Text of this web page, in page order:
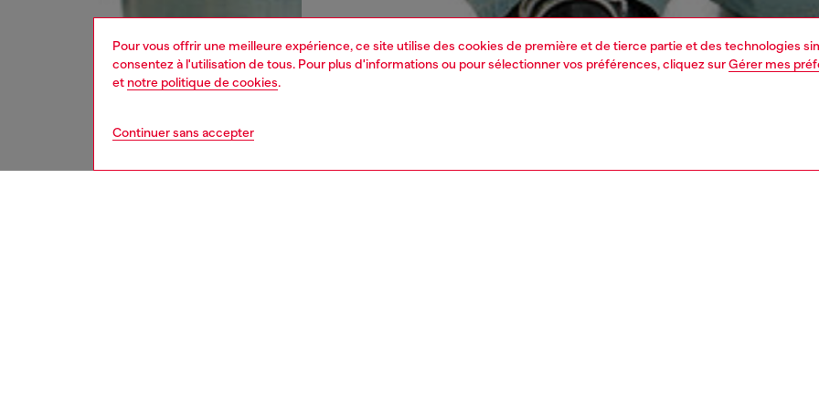
Pour vous offrir une meilleure expérience, ce site utilise des cookies de première et de tierce partie et des technologies
consentez à l'utilisation de tous. Pour plus d'informations ou pour sélectionner vos préférences, cliquez surGérer mes
et notre politique de cookies.
Continuer sans accepter